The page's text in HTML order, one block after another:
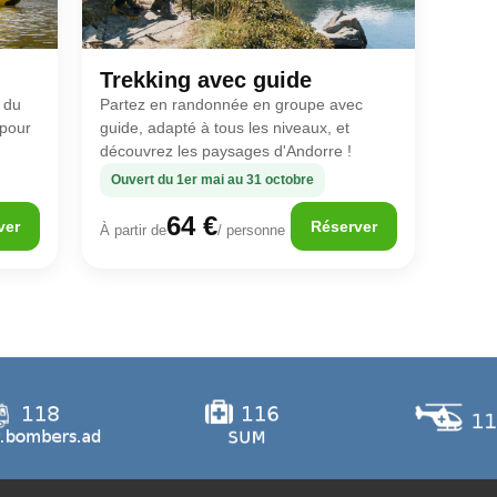
Trekking avec guide
Partez en randonnée en groupe avec
guide, adapté à tous les niveaux, et
découvrez les paysages d'Andorre !
Ouvert du 1er mai au 31 octobre
À partir de64 €/ personne Réserver